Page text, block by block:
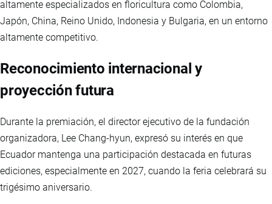
altamente especializados en floricultura como Colombia,
Japón, China, Reino Unido, Indonesia y Bulgaria, en un entorno
altamente competitivo.
Reconocimiento internacional y
proyección futura
Durante la premiación, el director ejecutivo de la fundación
organizadora, Lee Chang-hyun, expresó su interés en que
Ecuador mantenga una participación destacada en futuras
ediciones, especialmente en 2027, cuando la feria celebrará su
trigésimo aniversario.